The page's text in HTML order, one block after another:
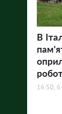
В
16:50,